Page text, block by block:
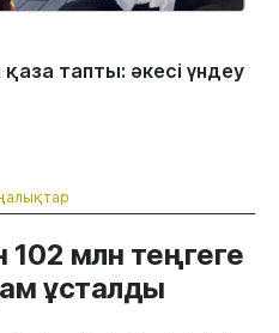
тапты: әкесі үндеу
млн теңгеге
ұсталды